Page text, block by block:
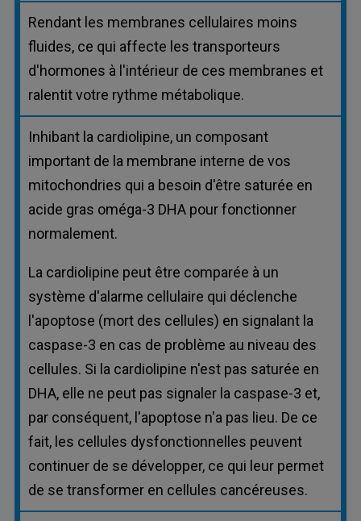
Rendant les membranes cellulaires moins
fluides, ce qui affecte les transporteurs
d'hormones à l'intérieur de ces membranes et
ralentit votre rythme métabolique.
Inhibant la cardiolipine, un composant
important de la membrane interne de vos
mitochondries qui a besoin d'être saturée en
acide gras oméga-3 DHA pour fonctionner
normalement.
La cardiolipine peut être comparée à un
système d'alarme cellulaire qui déclenche
l'apoptose (mort des cellules) en signalant la
caspase-3 en cas de problème au niveau des
cellules. Si la cardiolipine n'est pas saturée en
DHA, elle ne peut pas signaler la caspase-3 et,
par conséquent, l'apoptose n'a pas lieu. De ce
fait, les cellules dysfonctionnelles peuvent
continuer de se développer, ce qui leur permet
de se transformer en cellules cancéreuses.